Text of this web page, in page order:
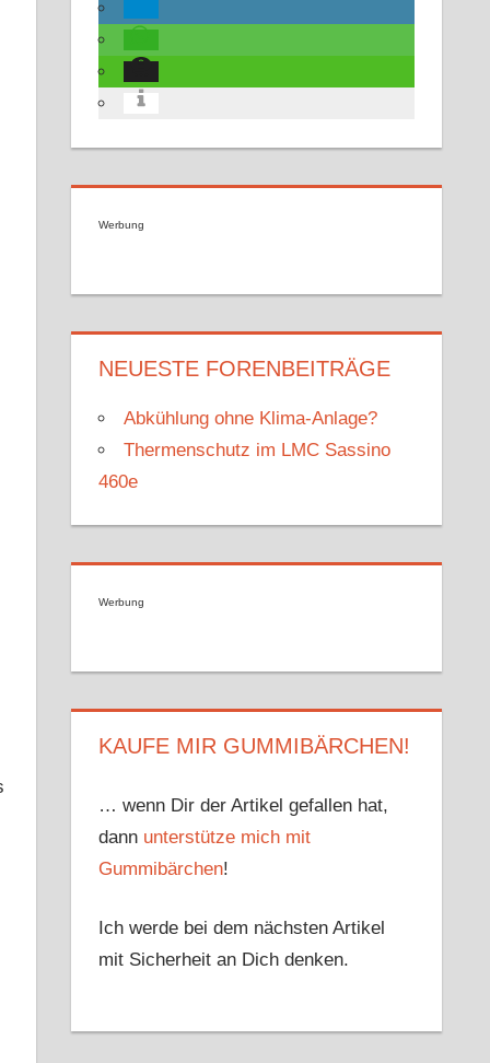
Werbung
NEUESTE FORENBEITRÄGE
Abkühlung ohne Klima-Anlage?
Thermenschutz im LMC Sassino
460e
Werbung
KAUFE MIR GUMMIBÄRCHEN!
… wenn Dir der Artikel gefallen hat,
dann unterstütze mich mit
Gummibärchen!
Ich werde bei dem nächsten Artikel
mit Sicherheit an Dich denken.